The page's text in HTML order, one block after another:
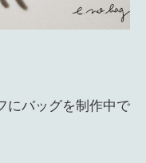
にバッグを制作中で